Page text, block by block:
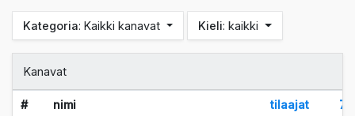
Kategoria: Kaikki kanavat Kieli: kaikki
Kanavat
# nimi tilaajat 7